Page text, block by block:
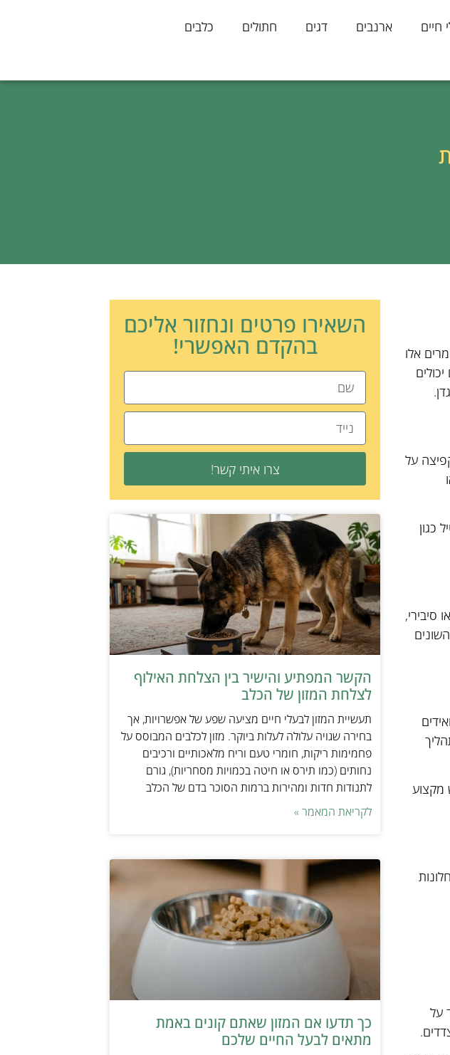
חיים ארנבים דגים חתולים
כלבים
אלו
על
כגון
סיבירי,
מקצוע
על
השאירו פרטים ונחזור אליכם
בהקדם האפשרי!
צרו איתי קשר!
הקשר המפתיע והישיר בין הצלחת האילוף
לצלחת המזון של הכלב
תעשיית המזון לבעלי חיים מציעה שפע של אפשרויות, אך
בחירה שגויה עלולה לעלות ביוקר. מזון לכלבים המבוסס על
פחמימות ריקות, חומרי טעם וריח מלאכותיים ורכיבים
נחותים (כמו תירס או חיטה בכמויות מסחריות), גורם
לתנודות חדות ומהירות ברמות הסוכר בדם של הכלב
לקריאת המאמר »
כך תדעו אם המזון שאתם קונים באמת
מתאים לבעל החיים שלכם